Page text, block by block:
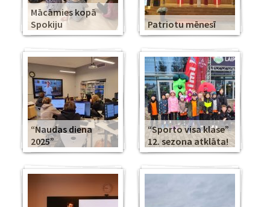
Mācāmies kopā
Spokiju
Patriotu mēnesī
“Naudas diena
2025”
“Sporto visa klase”
12. sezona atklāta!